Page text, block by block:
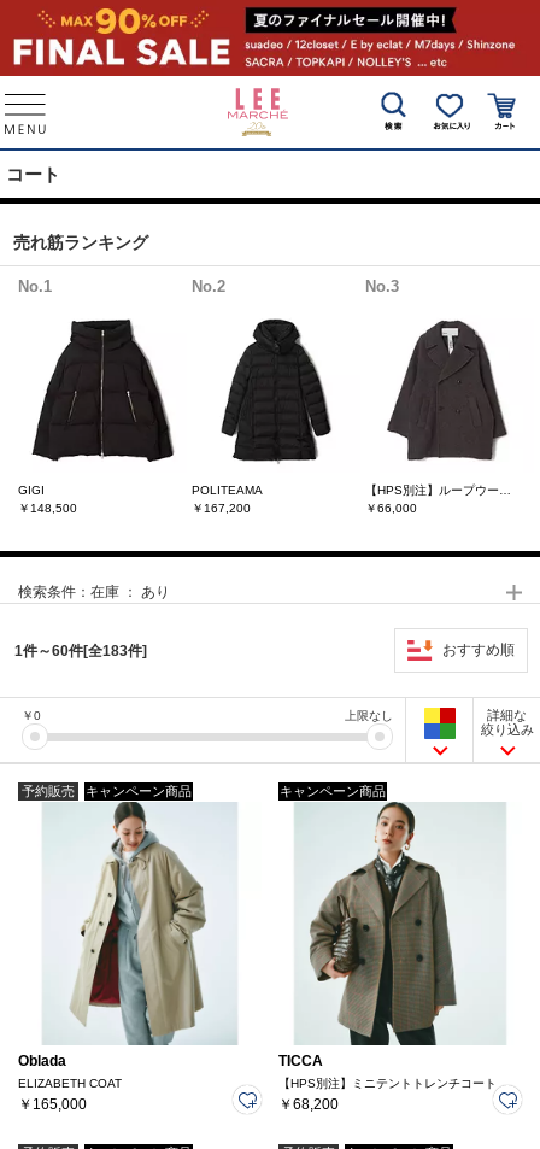
コート
売れ筋ランキング
No.1
GIGI
￥148,500
No.2
POLITEAMA
￥167,200
No.3
￥66,000
検索条件： 在庫 ： あり
1件～60件[全183件] おすすめ順
￥0 上限なし
詳細な
絞り込み
予約販売 キャンペーン商品
Oblada
ELIZABETH COAT
￥165,000
キャンペーン商品
TICCA
【HPS別注】ミニテントトレンチコート
￥68,200